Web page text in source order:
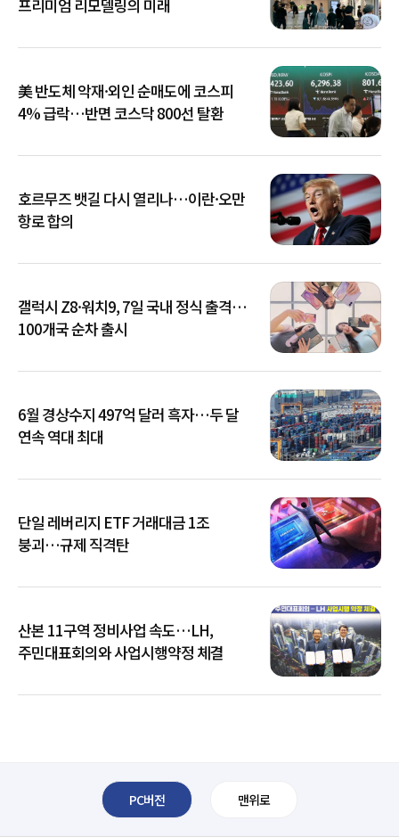
프리미엄 리모델링의 미래
美 반도체 악재·외인 순매도에 코스피
4% 급락…반면 코스닥 800선 탈환
호르무즈 뱃길 다시 열리나…이란·오만
항로 합의
갤럭시 Z8·워치9, 7일 국내 정식 출격…
100개국 순차 출시
6월 경상수지 497억 달러 흑자…두 달
연속 역대 최대
단일 레버리지 ETF 거래대금 1조
붕괴…규제 직격탄
산본 11구역 정비사업 속도…LH,
주민대표회의와 사업시행약정 체결
PC버전 맨위로